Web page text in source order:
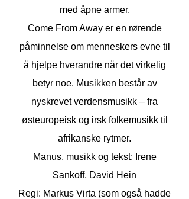
med åpne armer.
Come From Away er en rørende
påminnelse om menneskers evne til
å hjelpe hverandre når det virkelig
betyr noe. Musikken består av
nyskrevet verdensmusikk – fra
østeuropeisk og irsk folkemusikk til
afrikanske rytmer.
Manus, musikk og tekst: Irene
Sankoff, David Hein
Regi: Markus Virta (som også hadde